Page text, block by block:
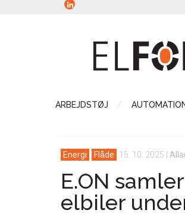
ARBEJDSTØJ
Energi Flåde 15. 10. 2025
E.ON
elbiler